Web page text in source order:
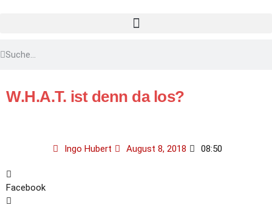
W.H.A.T. ist denn da los?
Ingo Hubert August 8, 2018 08:50
Facebook